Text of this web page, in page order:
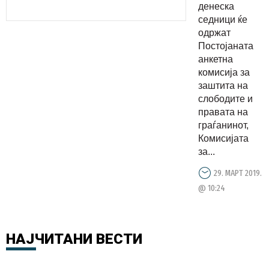
комисии
денеска
седници ќе
одржат
Постојаната
анкетна
комисија за
заштита на
слободите и
правата на
граѓанинот,
Комисијата
за...
29. МАРТ 2019.
@ 10:24
НАЈЧИТАНИ ВЕСТИ